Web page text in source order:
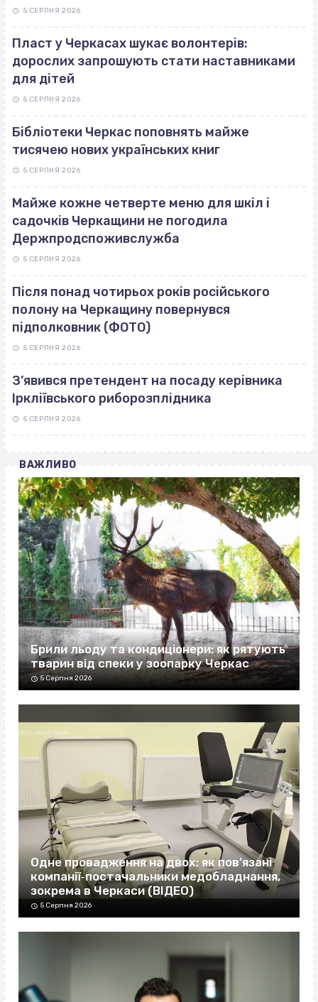
5 СЕРПНЯ 2026
Пласт у Черкасах шукає волонтерів:
дорослих запрошують стати наставниками
для дітей
5 СЕРПНЯ 2026
Бібліотеки Черкас поповнять майже
тисячею нових українських книг
5 СЕРПНЯ 2026
Майже кожне четверте меню для шкіл і
садочків Черкащини не погодила
Держпродспоживслужба
5 СЕРПНЯ 2026
Після понад чотирьох років російського
полону на Черкащину повернувся
підполковник (ФОТО)
5 СЕРПНЯ 2026
З’явився претендент на посаду керівника
Іркліївського риборозплідника
5 СЕРПНЯ 2026
ВАЖЛИВО
Брили льоду та кондиціонери: як рятують
тварин від спеки у зоопарку Черкас
5 Серпня 2026
Одне провадження на двох: як пов’язані
компанії‐постачальники медобладнання,
зокрема в Черкаси (ВІДЕО)
5 Серпня 2026